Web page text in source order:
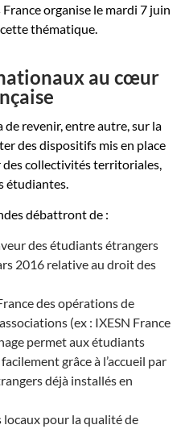
organise le mardi 7 juin
thématique.
au cœur
revenir, entre autre, sur la
des dispositifs mis en place
des collectivités territoriales,
étudiantes.
débattront de :
des étudiants étrangers
2016 relative au droit des
des opérations de
(ex : IXESN France
permet aux étudiants
grâce à l’accueil par
déjà installés en
pour la qualité de